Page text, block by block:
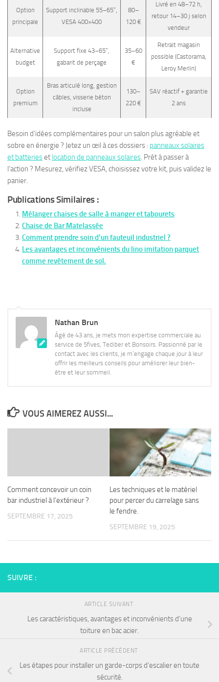
Option
principale
Support inclinable 55–65”,
VESA 400×400
80–
120 €
Livré en 48–72 h,
retour 14–30 j selon
vendeur
Alternative
budget
Support fixe 43–65”,
gabarit de perçage
35–60
€
Retrait magasin
possible (Castorama,
Leroy Merlin)
Option
premium
Bras articulé long, gestion
câbles, visserie béton
incluse
130–
220 €
SAV réactif + garantie
2 ans
Besoin d’idées complémentaires pour un salon plus agréable et
sobre en énergie ? Jetez un œil à ces dossiers : panneaux solaires
et batterieset location de panneaux solaires. Prêt à passer à
l’action ? Mesurez, vérifiez VESA, choisissez votre kit, puis validez le
panier.
Publications Similaires :
Mélanger chaises de salle à manger et tabourets
Chaise de Bar Matelassée
Comment prendre soin d’un fauteuil industriel ?
Les avantages et inconvénients du lino imitation parquet
comme revêtement de sol.
Nathan Brun
Âgé de 43 ans, je mets mon expertise commerciale au
service de 5fives, Tediber et Bonsoirs. Passionné par le
contact avec les clients, je m’engage chaque jour à leur
offrir les meilleurs conseils pour améliorer leur bien-
être et leur sommeil.
VOUS AIMEREZ AUSSI...
Comment concevoir un coin
bar industriel à l’extérieur ?
SEPTEMBRE 17, 2025
Les techniques et le matériel
pour percer du carrelage sans
le fendre.
SEPTEMBRE 19, 2025
SUIVRE :
ARTICLE SUIVANT
Les caractéristiques, avantages et inconvénients d’une
toiture en bac acier.
ARTICLE PRÉCÉDENT
Les étapes pour installer un garde-corps d’escalier en toute
sécurité.